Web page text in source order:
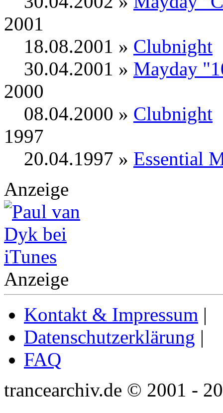
2001
18.08.2001 » Clubnight
30.04.2001 » Mayday
2000
08.04.2000 » Clubnight
1997
20.04.1997 » Essential
Anzeige
Anzeige
Kontakt & Impressum |
Datenschutzerklärung |
FAQ
trancearchiv.de © 2001 -